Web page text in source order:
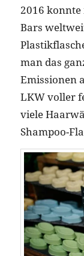
2016
Bars
man das
Emissionen
LKW voller
viele
Shampoo-